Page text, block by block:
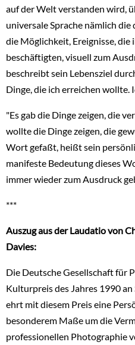
auf der Welt verstanden wird,
universale Sprache nämlich
die Möglichkeit, Ereignisse, die
beschäftigten, visuell zum
beschreibt sein Lebensziel
Dinge, die ich erreichen wollte.
"Es gab die Dinge zeigen, die
wollte die Dinge zeigen, die
Wort gefaßt, heißt sein
manifeste Bedeutung dieses
immer wieder zum Ausdruck
***
Auszug aus der Laudatio von
Davies:
Die Deutsche Gesellschaft für
Kulturpreis des Jahres 1990 an
ehrt mit diesem Preis eine
besonderem Maße um die
professionellen Photographie